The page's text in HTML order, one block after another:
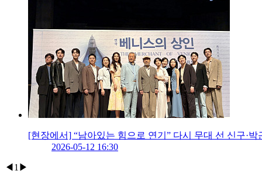
[현장에서] “남아있는 힘으로 연기” 다시 무대 선 신구·박
2026-05-12 16:30
◀ 1 ▶